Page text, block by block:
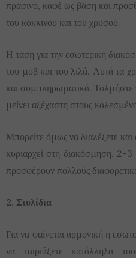
πράσινο, καφέ ως βάση και
του κόκκινου και του χρυσού.
Η τάση για την εσωτερική
του μοβ και του λιλά. Αυτά τα
και συμπληρωματικά.
μείνει αξέχαστη στους
Μπορείτε όμως να διαλέξετε
κυριαρχεί στη διακόσμηση. 2-
προσφέρουν πολλούς
2. Στολίδια
Για να φαίνεται αρμονική η
να ταιριάξετε κατάλληλα